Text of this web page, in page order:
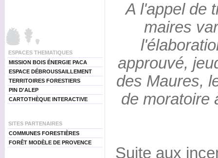
ESPACES THEMATIQUES
MISSION BOIS ÉNERGIE PACA
ESPACE DÉBROUSSAILLEMENT
TERRITOIRES FORESTIERS
PIN D'ALEP
CARTOTHÈQUE INTERACTIVE
SITES PARTENAIRES
COMMUNES FORESTIÈRES
FORÊT MODÈLE DE PROVENCE
A l'appel de
maires
approuvé,
des Maures,
de moratoire
Suite aux